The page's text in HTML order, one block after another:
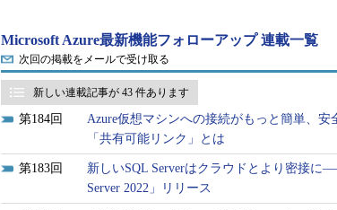
Microsoft Azure最新機能フォローアップ 連載一覧
次回の掲載をメールで受け取る
新しい連載記事が 43 件あります
184
Azure仮想マシンへの接続がもっと簡単、
「共有可能リンク」とは
183
新しいSQL Serverはクラウドとより密接に
Server 2022」リリース